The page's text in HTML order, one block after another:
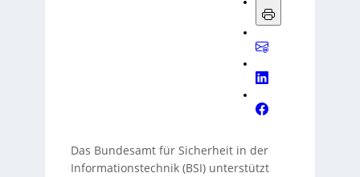
Das Bundesamt für Sicherheit in der
Informationstechnik (BSI) unterstützt